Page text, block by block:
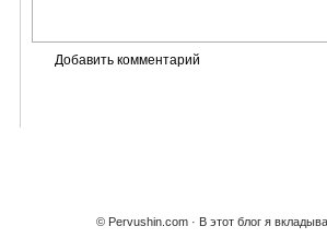
© Pervushin.com · В этот блог я